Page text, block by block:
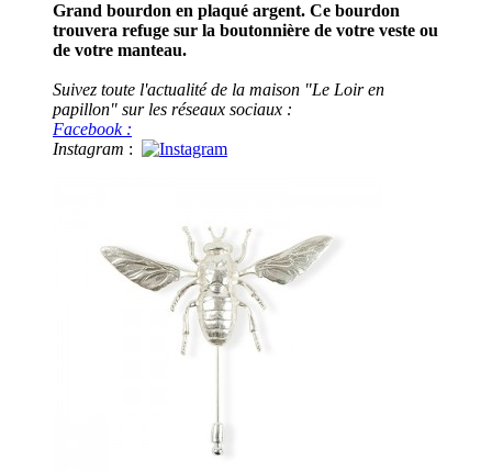
Grand bourdon en plaqué argent. Ce bourdon
trouvera refuge sur la boutonnière de votre veste ou
de votre manteau.
Suivez toute l'actualité de la maison "Le Loir en
papillon" sur les réseaux sociaux :
Facebook :
Instagram :